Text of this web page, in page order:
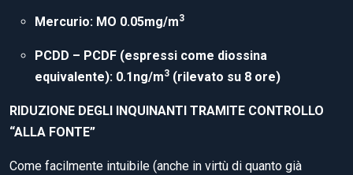
Mercurio: MO 0.05mg/m3
PCDD – PCDF (espressi come diossina
equivalente): 0.1ng/m3 (rilevato su 8 ore)
RIDUZIONE DEGLI INQUINANTI TRAMITE CONTROLLO
“ALLA FONTE”
Come facilmente intuibile (anche in virtù di quanto già